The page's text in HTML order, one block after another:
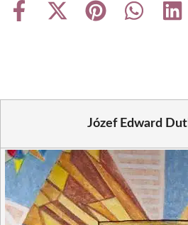
Share
Share
Share
Share
Józef Edward